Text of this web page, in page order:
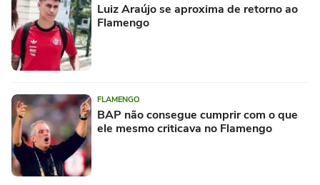
Luiz Araújo se aproxima de retorno ao
Flamengo
FLAMENGO
BAP não consegue cumprir com o que
ele mesmo criticava no Flamengo